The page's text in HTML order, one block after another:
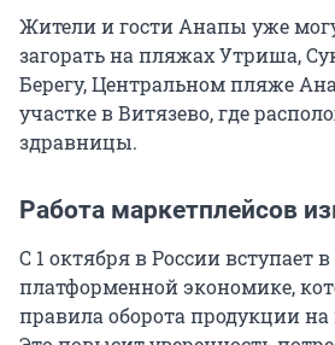
Жители и гости Анапы уже
загорать на пляжах Утриша,
Берегу, Центральном пляже
участке в Витязево, где
здравницы.
Работа маркетплейсов
С 1 октября в России вступает
платформенной экономике,
правила оборота продукции на